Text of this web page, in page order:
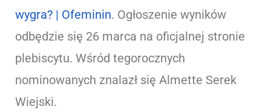
wygra? | Ofeminin. Ogłoszenie wyników
odbędzie się 26 marca na oficjalnej stronie
plebiscytu. Wśród tegorocznych
nominowanych znalazł się Almette Serek
Wiejski.